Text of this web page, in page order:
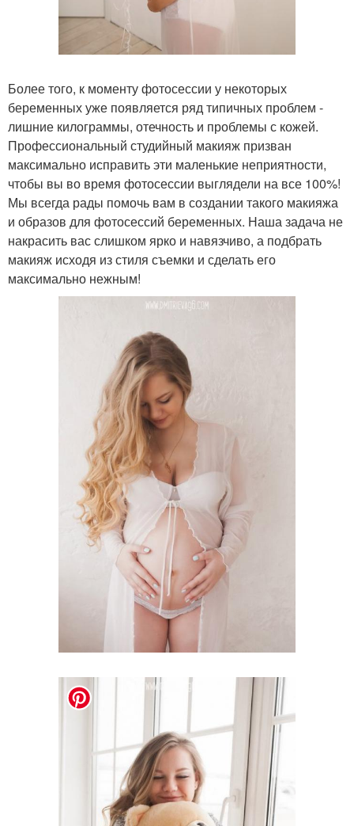
Более того, к моменту фотосессии у некоторых
беременных уже появляется ряд типичных проблем -
лишние килограммы, отечность и проблемы с кожей.
Профессиональный студийный макияж призван
максимально исправить эти маленькие неприятности,
чтобы вы во время фотосессии выглядели на все 100%!
Мы всегда рады помочь вам в создании такого макияжа
и образов для фотосессий беременных. Наша задача не
накрасить вас слишком ярко и навязчиво, а подбрать
макияж исходя из стиля съемки и сделать его
максимально нежным!